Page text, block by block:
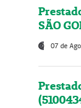
SÃO
07 de